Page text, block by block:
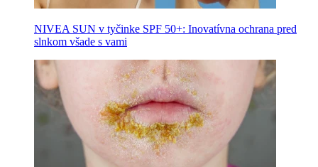
NIVEA SUN v tyčinke SPF 50+: Inovatívna ochrana pred
slnkom všade s vami